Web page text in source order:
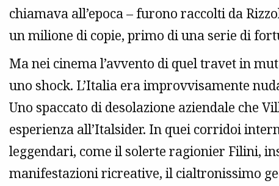
chiamava all’epoca – furono raccolti da
un milione di copie, primo di una serie di
Ma nei cinema l’avvento di quel travet in
uno shock. L’Italia era improvvisamente
Uno spaccato di desolazione aziendale che
esperienza all’Italsider. In quei corridoi
leggendari, come il solerte ragionier Filini,
manifestazioni ricreative, il cialtronissimo